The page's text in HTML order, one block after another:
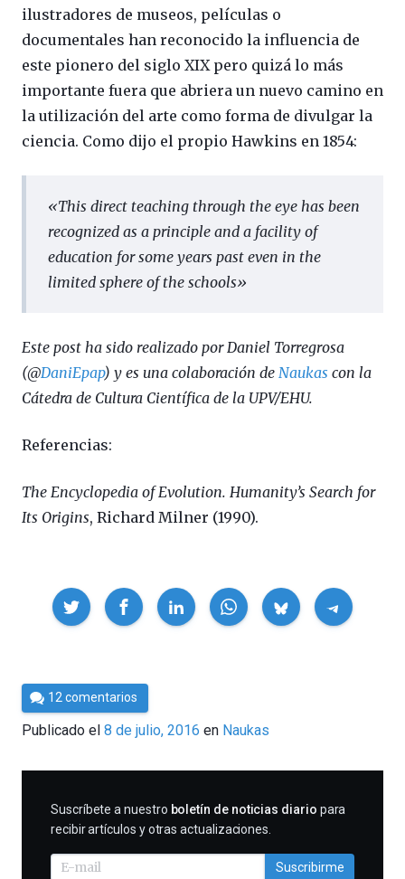
ilustradores de museos, películas o
documentales han reconocido la influencia de
este pionero del siglo XIX pero quizá lo más
importante fuera que abriera un nuevo camino en
la utilización del arte como forma de divulgar la
ciencia. Como dijo el propio Hawkins en 1854:
«This direct teaching through the eye has been
recognized as a principle and a facility of
education for some years past even in the
limited sphere of the schools»
Este post ha sido realizado por Daniel Torregrosa
(@DaniEpap) y es una colaboración de Naukas con la
Cátedra de Cultura Científica de la UPV/EHU.
Referencias:
The Encyclopedia of Evolution. Humanity’s Search for
Its Origins, Richard Milner (1990).
Compartir
Por
Cultura
Cientifica
12 comentarios
Publicado el 8 de julio, 2016 en Naukas
SUSCRIBIRME
Suscríbete a nuestro boletín de noticias diario para
recibir artículos y otras actualizaciones.
Suscribirme